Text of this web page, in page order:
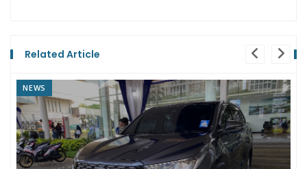
Related Article
REVIEW
Intip Fitur dan Spek Chery Q untuk Pasar
Indonesia, Belum Ada di Kelasnya